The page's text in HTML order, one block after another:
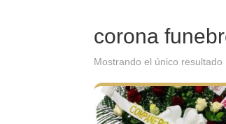
corona
Mostrando el único resultado